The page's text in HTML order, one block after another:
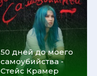
50 дней до моего
самоубийства -
Стейс Крамер